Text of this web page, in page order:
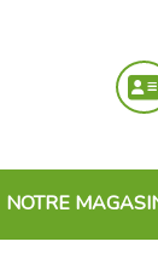
NOTRE